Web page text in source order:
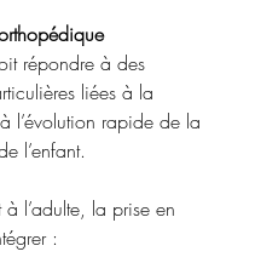
répondre à des
liées à la
l’évolution rapide de la
l’enfant.
l’adulte, la prise en
: